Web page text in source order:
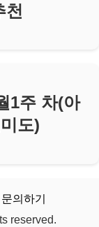
천
1주 차(아
도)
문의하기
reserved.